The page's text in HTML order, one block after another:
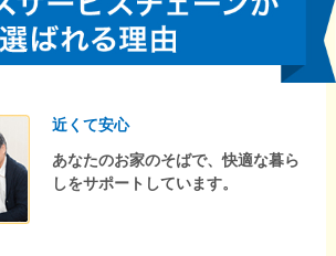
近くて安心
あなたのお家のそばで、快適な暮ら
しをサポートしています。